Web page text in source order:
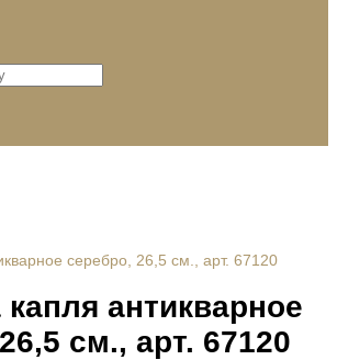
серебро, 26,5 см., арт. 67120
антикварное
см., арт. 67120